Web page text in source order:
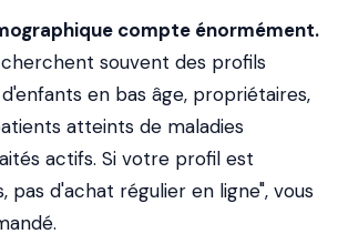
compte énormément.
souvent des profils
en bas âge, propriétaires,
atteints de maladies
actifs. Si votre profil est
pas d'achat régulier en ligne", vous